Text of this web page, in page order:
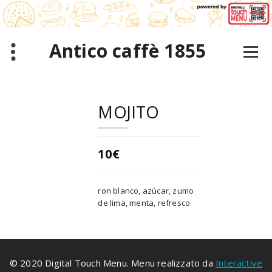
Saltar
al
contenido
Antico caffè 1855
MOJITO
10€
ron blanco, azúcar, zumo
de lima, menta, refresco
© 2020 Digital Touch Menu. Menu realizzato da Interactive